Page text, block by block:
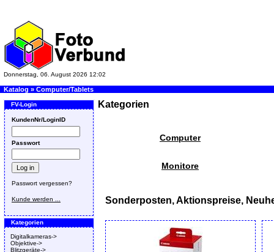
Donnerstag, 06. August 2026 12:02
Katalog » Computer/Tablets
FV-Login
KundenNr/LoginID
Passwort
Passwort vergessen?
Kunde werden ...
Kategorien
Digitalkameras->
Objektive->
Blitzgeräte->
Kategorien
Computer
Monitore
Sonderposten, Aktionspreise,